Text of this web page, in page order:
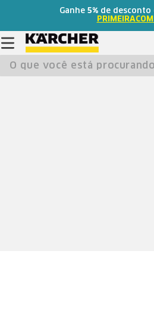
Ganhe 5% de desconto
O que você está procurando?